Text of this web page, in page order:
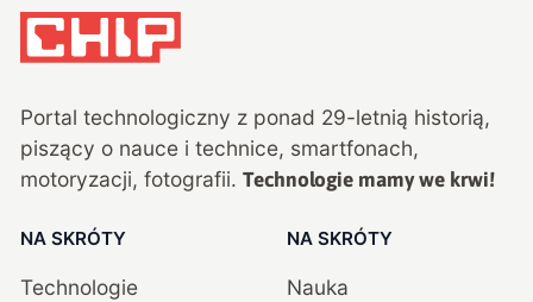
Portal technologiczny z ponad 29-letnią historią,
piszący o nauce i technice, smartfonach,
motoryzacji, fotografii. Technologie mamy we krwi!
NA SKRÓTY
Technologie
NA SKRÓTY
Nauka